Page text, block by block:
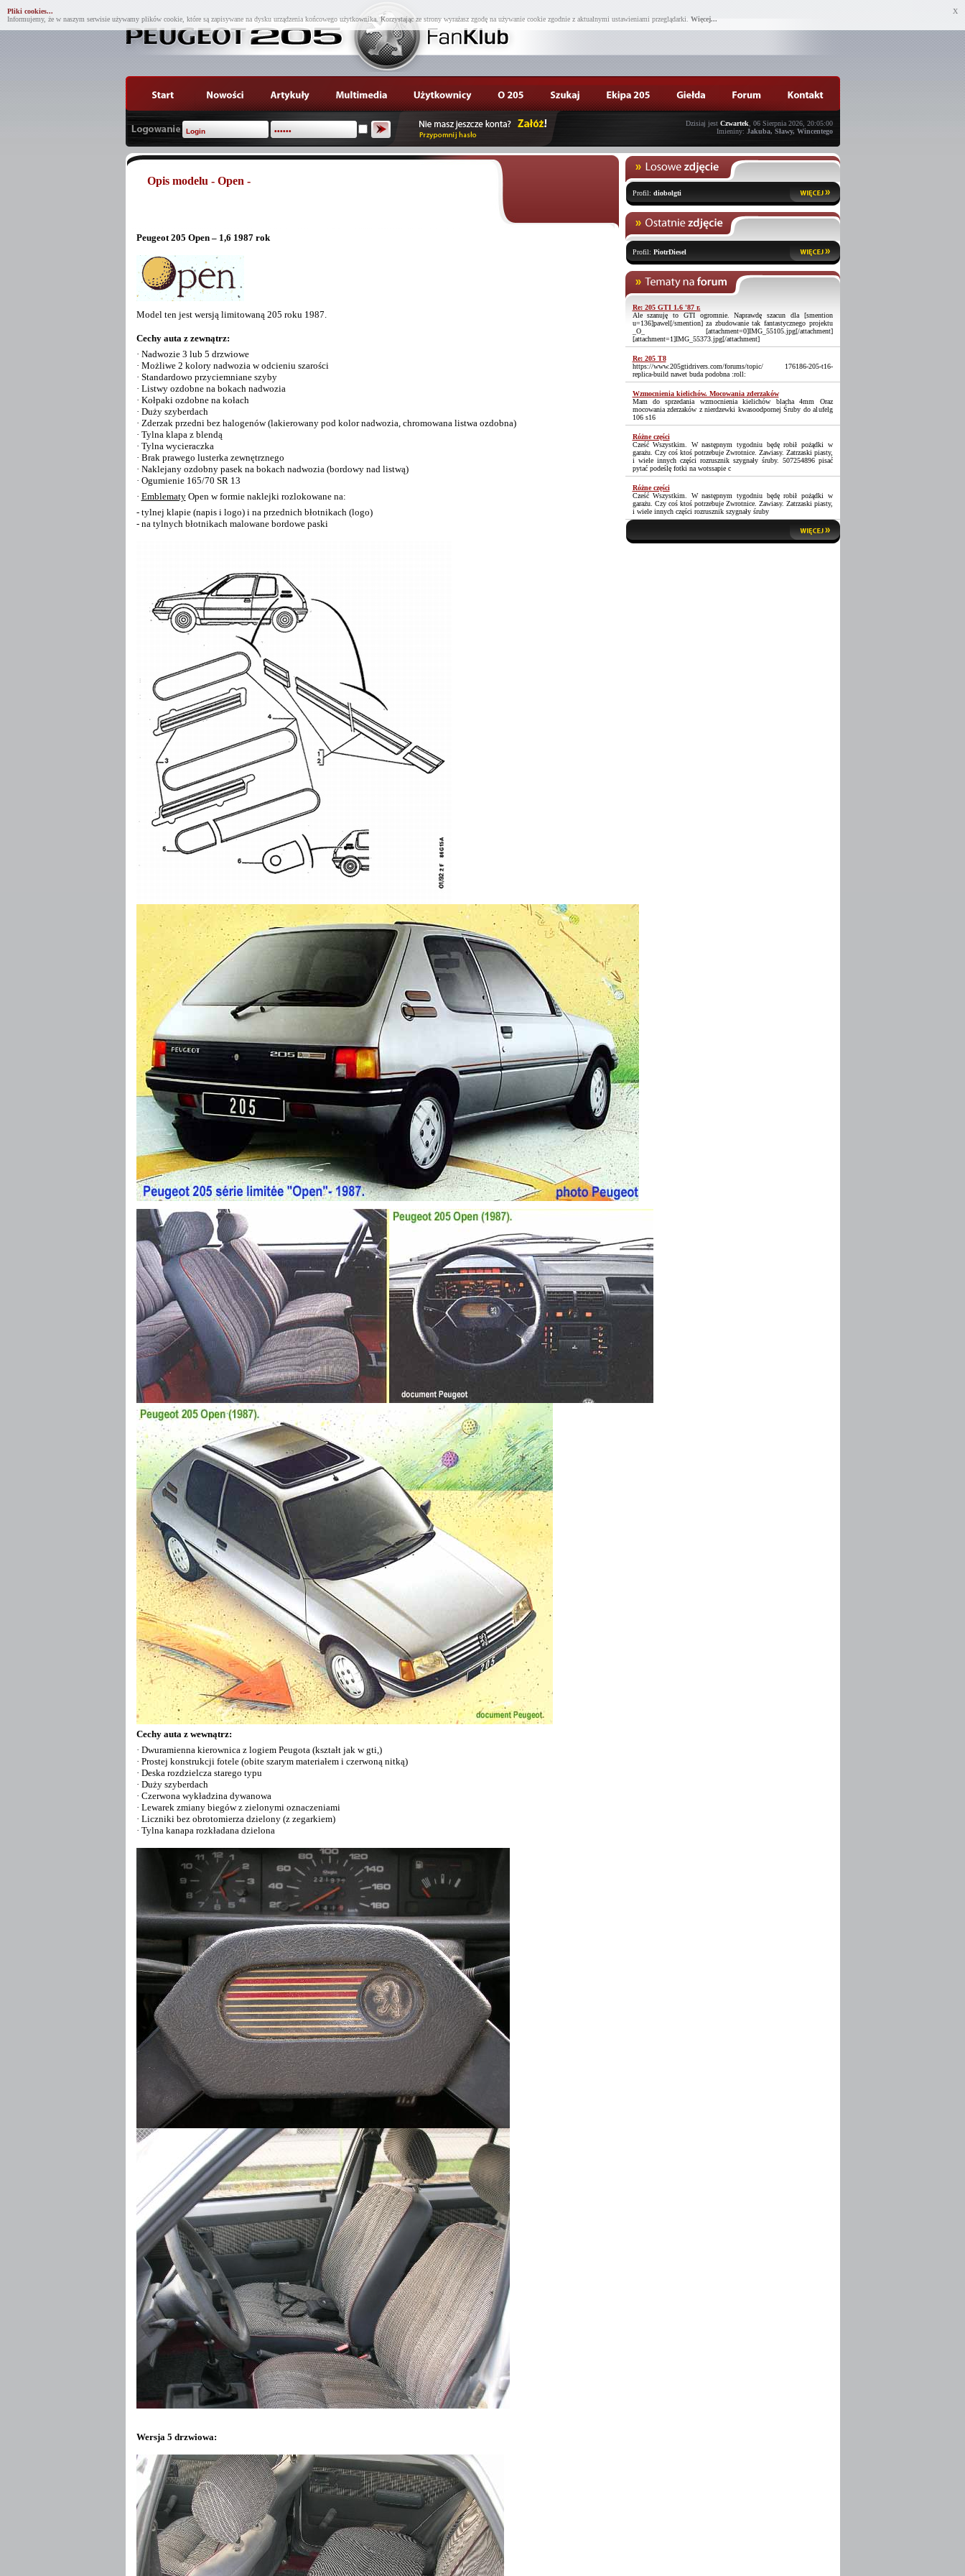
X
Pliki cookies...
Informujemy, że w naszym serwisie używamy plików cookie, które są zapisywane na dysku urządzenia końcowego użytkownika. Korzystając ze strony wyrażasz zgodę na używanie cookie zgodnie z aktualnymi ustawieniami przeglądarki. Więcej...
Dzisiaj jest Czwartek , 06 Sierpnia 2026, 20:05:00
Imieniny: Jakuba, Sławy, Wincentego
Opis modelu - Open -
Peugeot205 Open– 1,6 1987 rok
Modelten jest wersją limitowaną 205 roku 1987.
Cechy autaz zewnątrz:
· Nadwozie 3 lub 5 drzwiowe
· Możliwe 2 kolory nadwozia w odcieniu szarości
· Standardowo przyciemniane szyby
· Listwy ozdobne na bokach nadwozia
· Kołpaki ozdobne na kołach
· Duży szyberdach
· Zderzak przedni bez halogenów (lakierowany pod kolor nadwozia, chromowana listwa ozdobna)
· Tylna klapa z blendą
· Tylna wycieraczka
· Brak prawego lusterka zewnętrznego
· Naklejany ozdobny pasek na bokach nadwozia (bordowy nad listwą)
· Ogumienie 165/70 SR 13
· Emblematy Openw formie naklejki rozlokowane na:
- tylnej klapie (napis i logo) i na przednich błotnikach (logo)
- na tylnych błotnikach malowane bordowe paski
Cechy autaz wewnątrz:
· Dwuramienna kierownica z logiem Peugota(kształt jak wgti,)
· Prostej konstrukcji fotele (obite szarym materiałem i czerwoną nitką)
· Deska rozdzielcza starego typu
· Duży szyberdach
· Czerwona wykładzina dywanowa
· Lewarek zmiany biegów z zielonymi oznaczeniami
· Liczniki bez obrotomierza dzielony (z zegarkiem)
· Tylna kanapa rozkładana dzielona
Wersja 5 drzwiowa:
Profil: diobolgti
Profil: PiotrDiesel
Re: 205 GTI 1.6 '87 r.
Ale szanuję to GTI ogromnie. Naprawdę szacun dla [smention
u=136]pawel[/smention] za zbudowanie tak fantastycznego projektu
_O_ [attachment=0]IMG_55105.jpg[/attachment]
[attachment=1]IMG_55373.jpg[/attachment]
Re: 205 T8
https://www.205gtidrivers.com/forums/topic/ 176186-205-t16-
replica-build nawet buda podobna :roll:
Wzmocnienia kielichów. Mocowania zderzaków
Mam do sprzedania wzmocnienia kielichów blacha 4mm Oraz
mocowania zderzaków z nierdzewki kwasoodpornej Śruby do alufelg
106 s16
Różne części
Cześć Wszystkim. W następnym tygodniu będę robił pożądki w
garażu. Czy coś ktoś potrzebuje Zwrotnice. Zawiasy. Zatrzaski piasty,
i wiele innych części rozrusznik szygnały śruby. 507254896 pisać
pytać podeślę fotki na wotssapie c
Różne części
Cześć Wszystkim. W następnym tygodniu będę robił pożądki w
garażu. Czy coś ktoś potrzebuje Zwrotnice. Zawiasy. Zatrzaski piasty,
i wiele innych części rozrusznik szygnały śruby